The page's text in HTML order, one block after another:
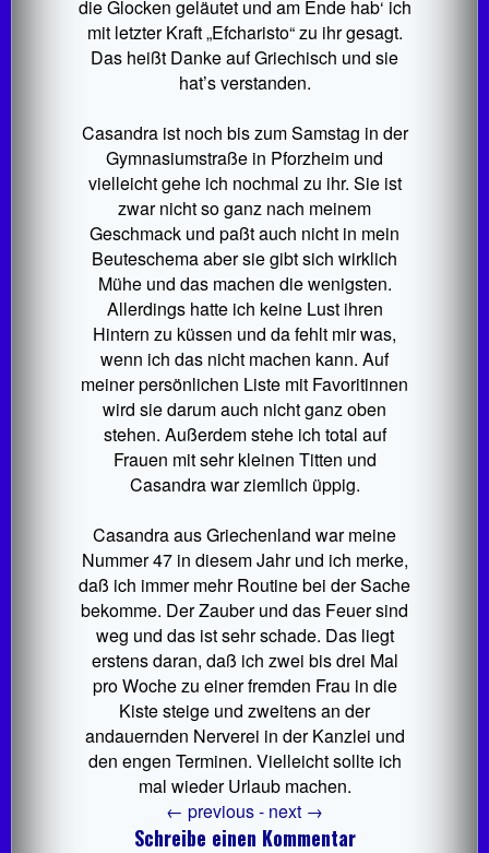
die Glocken geläutet und am Ende hab‘ ich
mit letzter Kraft „Efcharisto“ zu ihr gesagt.
Das heißt Danke auf Griechisch und sie
hat’s verstanden.
Casandra ist noch bis zum Samstag in der
Gymnasiumstraße in Pforzheim und
vielleicht gehe ich nochmal zu ihr. Sie ist
zwar nicht so ganz nach meinem
Geschmack und paßt auch nicht in mein
Beuteschema aber sie gibt sich wirklich
Mühe und das machen die wenigsten.
Allerdings hatte ich keine Lust ihren
Hintern zu küssen und da fehlt mir was,
wenn ich das nicht machen kann. Auf
meiner persönlichen Liste mit Favoritinnen
wird sie darum auch nicht ganz oben
stehen. Außerdem stehe ich total auf
Frauen mit sehr kleinen Titten und
Casandra war ziemlich üppig.
Casandra aus Griechenland war meine
Nummer 47 in diesem Jahr und ich merke,
daß ich immer mehr Routine bei der Sache
bekomme. Der Zauber und das Feuer sind
weg und das ist sehr schade. Das liegt
erstens daran, daß ich zwei bis drei Mal
pro Woche zu einer fremden Frau in die
Kiste steige und zweitens an der
andauernden Nerverei in der Kanzlei und
den engen Terminen. Vielleicht sollte ich
mal wieder Urlaub machen.
← previous - next →
Schreibe einen Kommentar